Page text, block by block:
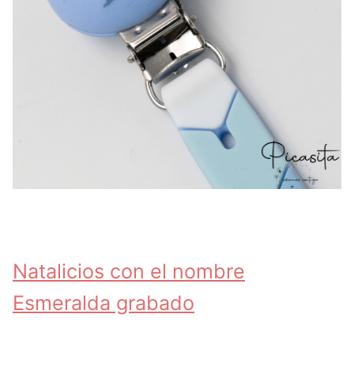
Natalicios con el nombre
Esmeralda grabado